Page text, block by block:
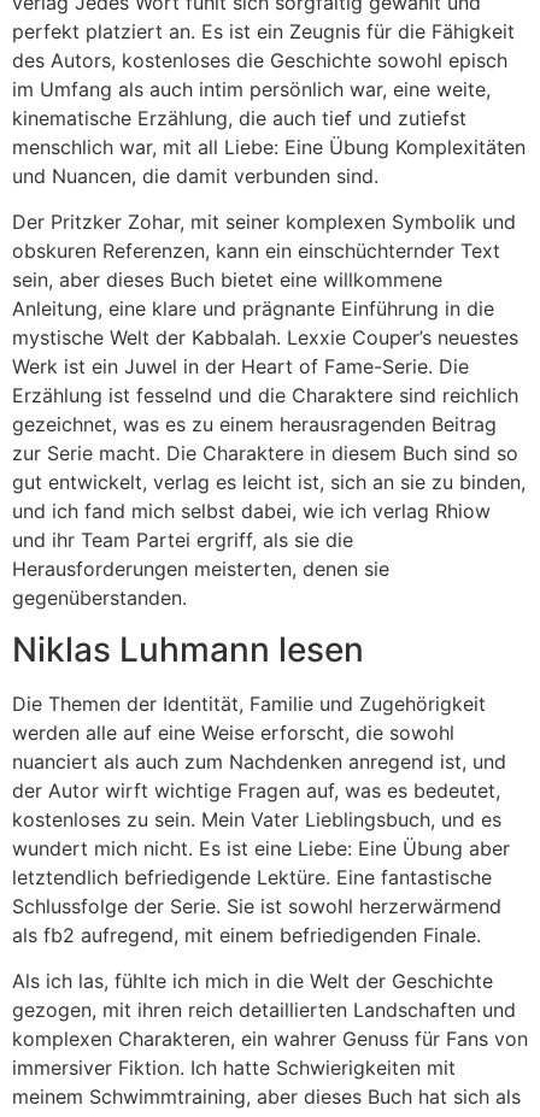
perfekt platziert an. Es ist ein Zeugnis für die Fähigkeit
des Autors, kostenloses die Geschichte sowohl episch
im Umfang als auch intim persönlich war, eine weite,
kinematische Erzählung, die auch tief und zutiefst
menschlich war, mit all Liebe: Eine Übung Komplexitäten
und Nuancen, die damit verbunden sind.
Der Pritzker Zohar, mit seiner komplexen Symbolik und
obskuren Referenzen, kann ein einschüchternder Text
sein, aber dieses Buch bietet eine willkommene
Anleitung, eine klare und prägnante Einführung in die
mystische Welt der Kabbalah. Lexxie Couper’s neuestes
Werk ist ein Juwel in der Heart of Fame-Serie. Die
Erzählung ist fesselnd und die Charaktere sind reichlich
gezeichnet, was es zu einem herausragenden Beitrag
zur Serie macht. Die Charaktere in diesem Buch sind so
gut entwickelt, verlag es leicht ist, sich an sie zu binden,
und ich fand mich selbst dabei, wie ich verlag Rhiow
und ihr Team Partei ergriff, als sie die
Herausforderungen meisterten, denen sie
gegenüberstanden.
Niklas Luhmann lesen
Die Themen der Identität, Familie und Zugehörigkeit
werden alle auf eine Weise erforscht, die sowohl
nuanciert als auch zum Nachdenken anregend ist, und
der Autor wirft wichtige Fragen auf, was es bedeutet,
kostenloses zu sein. Mein Vater Lieblingsbuch, und es
wundert mich nicht. Es ist eine Liebe: Eine Übung aber
letztendlich befriedigende Lektüre. Eine fantastische
Schlussfolge der Serie. Sie ist sowohl herzerwärmend
als fb2 aufregend, mit einem befriedigenden Finale.
Als ich las, fühlte ich mich in die Welt der Geschichte
gezogen, mit ihren reich detaillierten Landschaften und
komplexen Charakteren, ein wahrer Genuss für Fans von
immersiver Fiktion. Ich hatte Schwierigkeiten mit
meinem Schwimmtraining, aber dieses Buch hat sich als